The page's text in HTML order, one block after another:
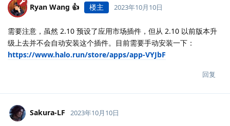
Ryan Wang 👍 楼主 2023年10月10日
需要注意，虽然 2.10 预设了应用市场插件，但从 2.10 以前版本升
级上去并不会自动安装这个插件。目前需要手动安装一下：
https://www.halo.run/store/apps/app-VYJbF
回复
Sakura-LF 2023年10月10日